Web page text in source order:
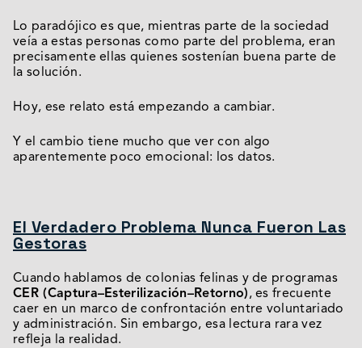
Lo paradójico es que, mientras parte de la sociedad
veía a estas personas como parte del problema, eran
precisamente ellas quienes sostenían buena parte de
la solución.
Hoy, ese relato está empezando a cambiar.
Y el cambio tiene mucho que ver con algo
aparentemente poco emocional: los datos.
El Verdadero Problema Nunca Fueron Las
Gestoras
Cuando hablamos de colonias felinas y de programas
CER (Captura–Esterilización–Retorno), es frecuente
caer en un marco de confrontación entre voluntariado
y administración. Sin embargo, esa lectura rara vez
refleja la realidad.